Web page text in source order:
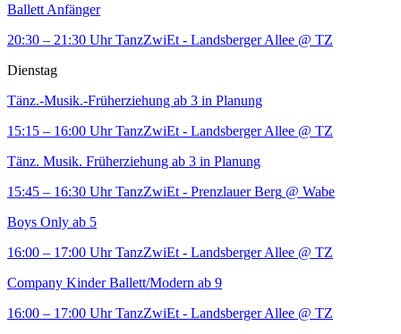
Ballett Anfänger
20:30 – 21:30 Uhr TanzZwiEt - Landsberger Allee @ TZ
Dienstag
Tänz.-Musik.-Früherziehung ab 3 in Planung
15:15 – 16:00 Uhr TanzZwiEt - Landsberger Allee @ TZ
Tänz. Musik. Früherziehung ab 3 in Planung
15:45 – 16:30 Uhr TanzZwiEt - Prenzlauer Berg @ Wabe
Boys Only ab 5
16:00 – 17:00 Uhr TanzZwiEt - Landsberger Allee @ TZ
Company Kinder Ballett/Modern ab 9
16:00 – 17:00 Uhr TanzZwiEt - Landsberger Allee @ TZ